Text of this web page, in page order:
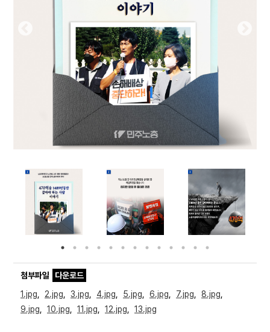
첨부파일
다운로드
1.jpg
2.jpg 3.jpg 4.jpg 5.jpg 6.jpg 7.jpg 8.jpg
9.jpg
10.jpg 11.jpg 12.jpg 13.jpg